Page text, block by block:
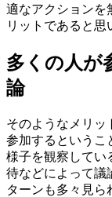
適なアクションを
リットであると思
多くの人が
論
そのようなメリッ
参加するというこ
様子を観察してい
待などによって議
ターンも多々見ら